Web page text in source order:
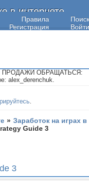
в интернете
Правила
Поиск
Регистрация
Войти
ОБРАЩАТЬСЯ:
alex_derenchuk.
» Заработок на играх в
Guide 3
3